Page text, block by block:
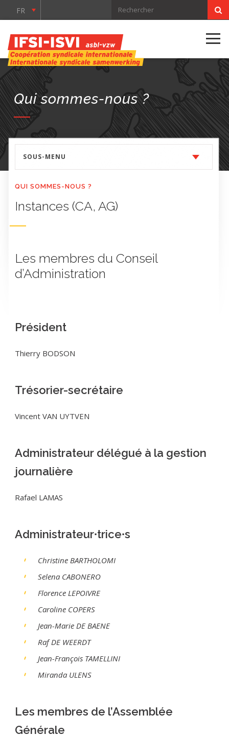
FR
Qui sommes-nous ?
SOUS-MENU
QUI SOMMES-NOUS ?
Instances (CA, AG)
Les membres du Conseil
d’Administration
Président
Thierry BODSON
Trésorier-secrétaire
Vincent VAN UYTVEN
Administrateur délégué à la gestion
journalière
Rafael LAMAS
Administrateur∙trice∙s
Christine BARTHOLOMI
Selena CABONERO
Florence LEPOIVRE
Caroline COPERS
Jean-Marie DE BAENE
Raf DE WEERDT
Jean-François TAMELLINI
Miranda ULENS
Les membres de l’Assemblée
Générale